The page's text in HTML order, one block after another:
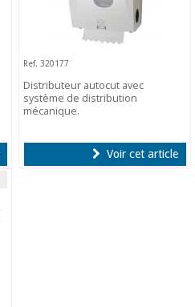
Ref. 320177
Distributeur autocut avec
système de distribution
mécanique.
Voir cet article